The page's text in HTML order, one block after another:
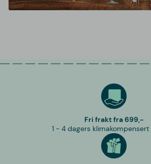
Fri frakt fra 699,-
1 - 4 dagers klimakompensert